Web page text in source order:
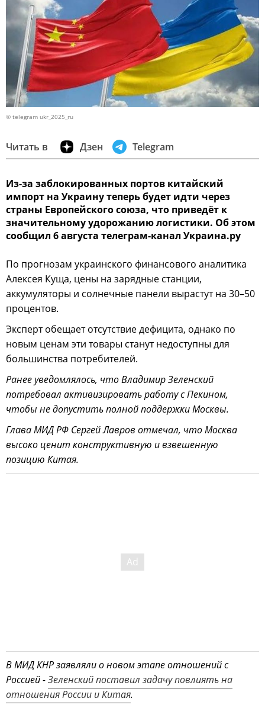
© telegram ukr_2025_ru
Читать в Дзен Telegram
Из-за заблокированных портов китайский
импорт на Украину теперь будет идти через
страны Европейского союза, что приведёт к
значительному удорожанию логистики. Об этом
сообщил 6 августа телеграм-канал Украина.ру
По прогнозам украинского финансового аналитика
Алексея Куща, цены на зарядные станции,
аккумуляторы и солнечные панели вырастут на 30–50
процентов.
Эксперт обещает отсутствие дефицита, однако по
новым ценам эти товары станут недоступны для
большинства потребителей.
Ранее уведомлялось, что Владимир Зеленский
потребовал активизировать работу с Пекином,
чтобы не допустить полной поддержки Москвы.
Глава МИД РФ Сергей Лавров отмечал, что Москва
высоко ценит конструктивную и взвешенную
позицию Китая.
В МИД КНР заявляли о новом этапе отношений с
Россией -Зеленский поставил задачу повлиять на
отношения России и Китая.